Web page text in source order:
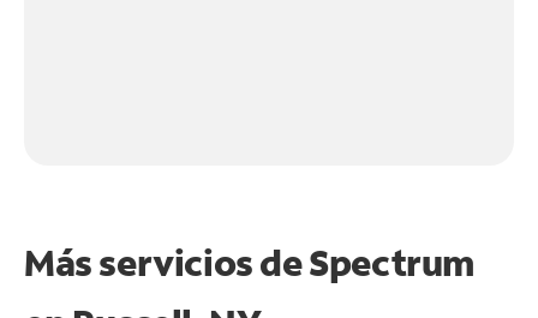
Más servicios de Spectrum